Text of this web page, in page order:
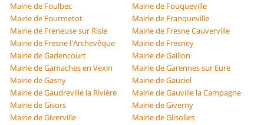
Mairie de Foulbec
Mairie de Fouqueville
Mairie de Fourmetot
Mairie de Franqueville
Mairie de Freneuse sur Risle
Mairie de Fresne Cauverville
Mairie de Fresne l'Archevêque
Mairie de Fresney
Mairie de Gadencourt
Mairie de Gaillon
Mairie de Gamaches en Vexin
Mairie de Garennes sur Eure
Mairie de Gasny
Mairie de Gauciel
Mairie de Gaudreville la Rivière
Mairie de Gauville la Campagne
Mairie de Gisors
Mairie de Giverny
Mairie de Giverville
Mairie de Glisolles